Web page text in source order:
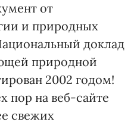
от
и природных
доклад
природной
2002 годом!
пор на веб-сайте
свежих